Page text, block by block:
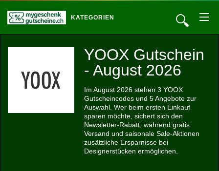
🔍
KATEGORIEN
YOOX Gutschein
- August 2026
Im August 2026 stehen 3 YOOX
Gutscheincodes und 5 Angebote zur
Auswahl. Wer beim ersten Einkauf
sparen möchte, sichert sich den
Newsletter-Rabatt, während gratis
Versand und saisonale Sale-Aktionen
zusätzliche Ersparnisse bei
Designerstücken ermöglichen.